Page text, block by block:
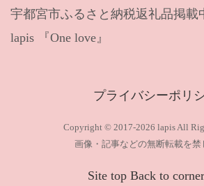
宇都宮市ふるさと納税返礼品掲載
lapis 『One love』
プライバシーポリ
Copyright ©︎ 2017-2026 lapis All
画像・記事などの無断転載を禁
Site top Back to